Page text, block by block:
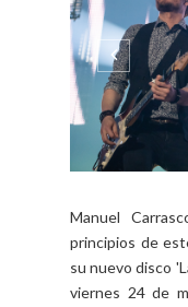
Manuel
principios de
su nuevo disco
viernes 24 de